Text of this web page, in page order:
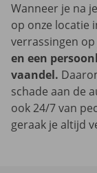
Wanneer je na
op onze locatie
verrassingen
en een
vaandel.
schade aan de
ook 24/7 van
geraak je altijd